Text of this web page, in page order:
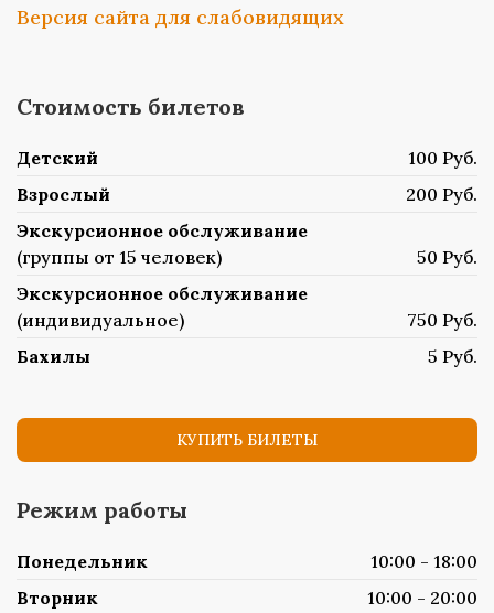
Версия сайта для слабовидящих
Стоимость билетов
Детский
100 Руб.
Взрослый
200 Руб.
Экскурсионное обслуживание
(группы от 15 человек)
50 Руб.
Экскурсионное обслуживание
(индивидуальное)
750 Руб.
Бахилы
5 Руб.
КУПИТЬ БИЛЕТЫ
Режим работы
Понедельник
10:00 - 18:00
Вторник
10:00 - 20:00